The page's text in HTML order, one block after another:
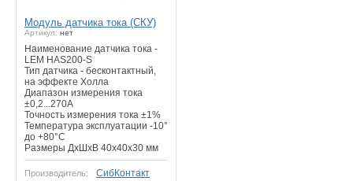
Модуль датчика тока (СКУ)
Артикул: нет
Наименование датчика тока -
LEM HAS200-S
Тип датчика - бесконтактный,
на эффекте Холла
Диапазон измерения тока
±0,2...270А
Точность измерения тока ±1%
Температура эксплуатации -10°
до +80°С
Размеры ДхШхВ 40х40х30 мм
Производитель: СибКонтакт